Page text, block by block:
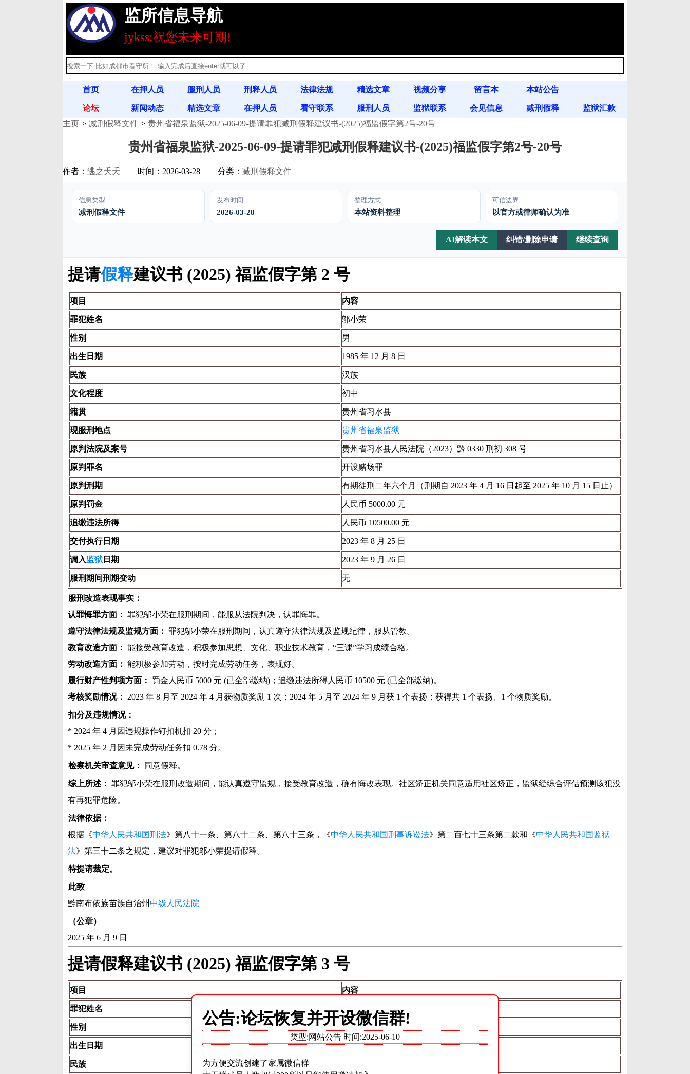
监所信息导航
jykss:祝您未来可期!
首页 在押人员 服刑人员 刑释人员 法律法规 精选文章 视频分享 留言本 本站公告
论坛 新闻动态 精选文章 在押人员 看守联系 服刑人员 监狱联系 会见信息 减刑假释 监狱汇款
刑释人员 满刑名单 法律法规 书信往来 案例分析 通缉令
主页 减刑假释文件 贵州省福泉监狱-2025-06-09-提请罪犯减刑假释建议书-(2025)福监假字第2号-20号
贵州省福泉监狱-2025-06-09-提请罪犯减刑假释建议书-(2025)福监假字第2号-20号
作者： 逃之夭夭 时间：2026-03-28 分类： 减刑假释文件
信息类型
减刑假释文件
发布时间
2026-03-28
整理方式
本站资料整理
可信边界
以官方或律师确认为准
AI解读本文 纠错/删除申请 继续查询
提请假释建议书 (2025) 福监假字第 2 号
项目 内容
罪犯姓名 邬小荣
性别 男
出生日期 1985 年 12 月 8 日
民族 汉族
文化程度 初中
籍贯 贵州省习水县
现服刑地点 贵州省福泉监狱
原判法院及案号 贵州省习水县人民法院（2023）黔 0330 刑初 308 号
原判罪名 开设赌场罪
原判刑期 有期徒刑二年六个月（刑期自 2023 年 4 月 16 日起至 2025 年 10 月 15 日止）
原判罚金 人民币 5000.00 元
追缴违法所得 人民币 10500.00 元
交付执行日期 2023 年 8 月 25 日
调入监狱 日期 2023 年 9 月 26 日
服刑期间刑期变动 无
服刑改造表现事实：
认罪悔罪方面： 罪犯邬小荣在服刑期间，能服从法院判决，认罪悔罪。
遵守法律法规及监规方面： 罪犯邬小荣在服刑期间，认真遵守法律法规及监规纪律，服从管教。
教育改造方面： 能接受教育改造，积极参加思想、文化、职业技术教育，“三课”学习成绩合格。
劳动改造方面： 能积极参加劳动，按时完成劳动任务，表现好。
履行财产性判项方面： 罚金人民币 5000 元 (已全部缴纳)；追缴违法所得人民币 10500 元 (已全部缴纳)。
考核奖励情况：
2023 年 8 月至 2024 年 4 月获物质奖励 1 次；2024 年 5 月至 2024 年 9 月获 1 个表扬；获得共 1 个表扬、1 个物质奖励。
扣分及违规情况：
* 2024 年 4 月因违规操作钉扣机扣 20 分；
* 2025 年 2 月因未完成劳动任务扣 0.78 分。
检察机关审查意见： 同意假释。
综上所述： 罪犯邬小荣在服刑改造期间，能认真遵守监规，接受教育改造，确有悔改表现。社区矫正机关同意适用社区矫正，监狱经综合评估预测该犯没
有再犯罪危险。
法律依据：
根据《中华人民共和国刑法》第八十一条、第八十二条、第八十三条，《中华人民共和国刑事诉讼法》第二百七十三条第二款和《中华人民共和国监狱
法》第三十二条之规定，建议对罪犯邬小荣提请假释。
特提请裁定。
此致
黔南布依族苗族自治州中级人民法院
（公章）
2025 年 6 月 9 日
提请假释建议书 (2025) 福监假字第 3 号
项目 内容
罪犯姓名 郭伟
性别 男
出生日期 1999 年 4 月 5 日
民族
公告:论坛恢复并开设微信群!
类型:网站公告 时间:2025-06-10
为方便交流创建了家属微信群